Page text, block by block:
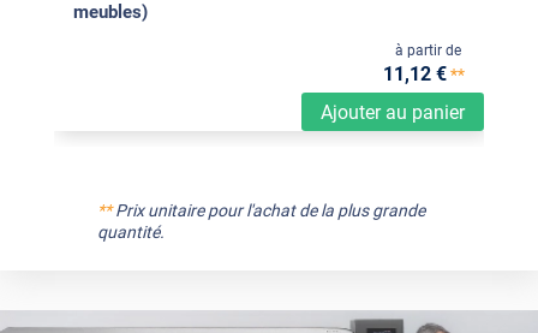
meubles)
Ajouter au panier
à partir de
11,12 €**
**Prix unitaire pour l'achat de la plus grande
quantité.